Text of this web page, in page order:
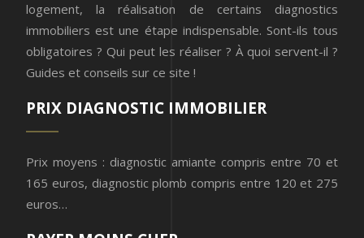
logement, la réalisation de certains diagnostics
immobiliers est une étape indispensable. Sont-ils tous
obligatoires ? Qui peut les réaliser ? À quoi servent-il ?
Guides et conseils sur ce site !
PRIX DIAGNOSTIC IMMOBILIER
Prix moyens : diagnostic amiante compris entre 70 et
165 euros, diagnostic plomb compris entre 120 et 275
euros…